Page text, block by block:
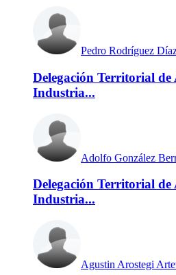
Pedro Rodríguez
Delegación Territorial
Industria...
Adolfo González
Delegación Territorial
Industria...
Agustin Arostegi